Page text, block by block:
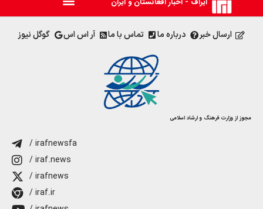
ارسال خبر درباره ما تماس با ما آر اس اس گوگل نیوز
مجوز از وزارت فرهنگ و ارشاد اسلامی
/ irafnewsfa
/ iraf.news
/ irafnews
/ iraf.ir